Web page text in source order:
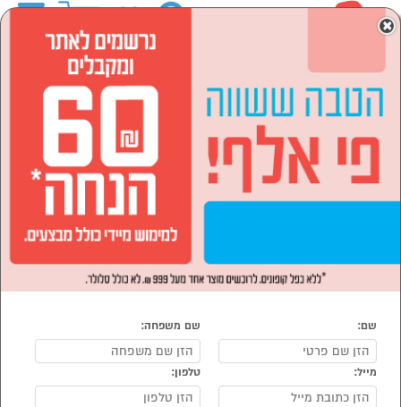
רחפנים
רחפנים
RC 2)
Combo
×
שם: שם משפחה:
מייל: טלפון: